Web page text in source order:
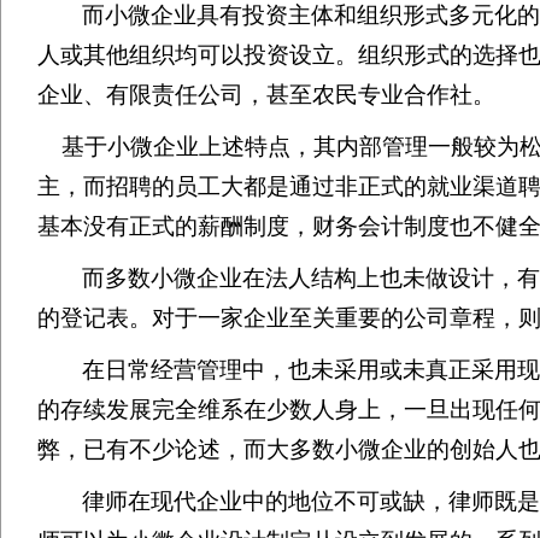
而小微企业具有投资主体和组织形式多元化
人或其他组织均可以投资设立。组织形式的选择
企业、有限责任公司，甚至农民专业合作社。
基于小微企业上述特点，其内部管理一般较为
主，而招聘的员工大都是通过非正式的就业渠道
基本没有正式的薪酬制度，财务会计制度也不健
而多数小微企业在法人结构上也未做设计，
的登记表。对于一家企业至关重要的公司章程，
在日常经营管理中，也未采用或未真正采用
的存续发展完全维系在少数人身上，一旦出现任
弊，已有不少论述，而大多数小微企业的创始人
律师在现代企业中的地位不可或缺，律师既